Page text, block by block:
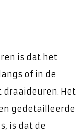
is dat het
of in de
Het
gedetailleerde
is dat de